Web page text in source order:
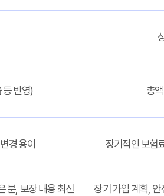
등 반영) 총
경 용이 장기적인 보험
분, 보장 내용 최신
장기 가입 계획, 안